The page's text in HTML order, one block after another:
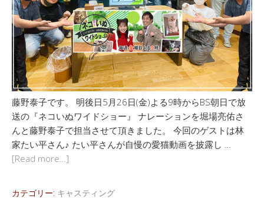
藤野泰子です。 明後日5月26日(金)よる9時からBS朝日で放
送の『ネコいぬワイドショー』 ナレーションを堀場亮佑さ
んと藤野泰子で担当させて頂きました。 今回のゲストは林
家たい平さん♪ たい平さんが自慢の愛猫動画を披露し …
[Read more…]
カテゴリー: キャスティング